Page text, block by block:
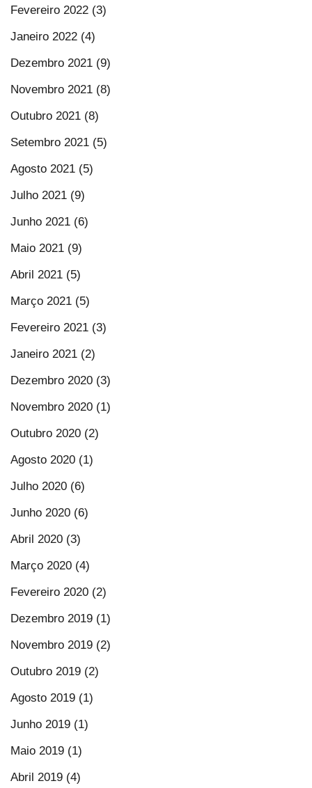
Fevereiro 2022 (3)
Janeiro 2022 (4)
Dezembro 2021 (9)
Novembro 2021 (8)
Outubro 2021 (8)
Setembro 2021 (5)
Agosto 2021 (5)
Julho 2021 (9)
Junho 2021 (6)
Maio 2021 (9)
Abril 2021 (5)
Março 2021 (5)
Fevereiro 2021 (3)
Janeiro 2021 (2)
Dezembro 2020 (3)
Novembro 2020 (1)
Outubro 2020 (2)
Agosto 2020 (1)
Julho 2020 (6)
Junho 2020 (6)
Abril 2020 (3)
Março 2020 (4)
Fevereiro 2020 (2)
Dezembro 2019 (1)
Novembro 2019 (2)
Outubro 2019 (2)
Agosto 2019 (1)
Junho 2019 (1)
Maio 2019 (1)
Abril 2019 (4)